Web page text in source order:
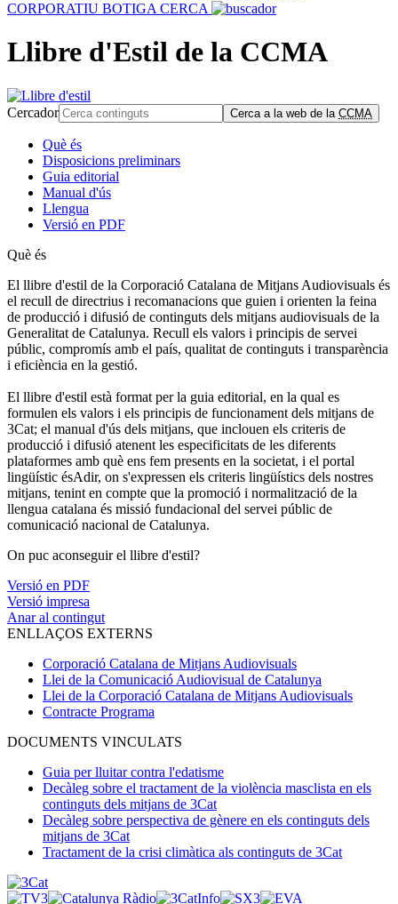
CORPORATIU BOTIGA CERCA
Llibre d'Estil de la CCMA
Cercador Cerca a la web de la CCMA
Què és
Disposicions preliminars
Guia editorial
Manual d'ús
Llengua
Versió en PDF
Què és
El llibre d'estil de la Corporació Catalana de Mitjans Audiovisuals és
el recull de directrius i recomanacions que guien i orienten la feina
de producció i difusió de continguts dels mitjans audiovisuals de la
Generalitat de Catalunya. Recull els valors i principis de servei
públic, compromís amb el país, qualitat de continguts i transparència
i eficiència en la gestió.
El llibre d'estil està format per la guia editorial, en la qual es
formulen els valors i els principis de funcionament dels mitjans de
3Cat; el manual d'ús dels mitjans, que inclouen els criteris de
producció i difusió atenent les especificitats de les diferents
plataformes amb què ens fem presents en la societat, i el portal
lingüístic ésAdir, on s'expressen els criteris lingüístics dels nostres
mitjans, tenint en compte que la promoció i normalització de la
llengua catalana és missió fundacional del servei públic de
comunicació nacional de Catalunya.
On puc aconseguir el llibre d'estil?
Versió en PDF
Versió impresa
Anar al contingut
ENLLAÇOS EXTERNS
Corporació Catalana de Mitjans Audiovisuals
Llei de la Comunicació Audiovisual de Catalunya
Llei de la Corporació Catalana de Mitjans Audiovisuals
Contracte Programa
DOCUMENTS VINCULATS
Guia per lluitar contra l'edatisme
Decàleg sobre el tractament de la violència masclista en els
continguts dels mitjans de 3Cat
Decàleg sobre perspectiva de gènere en els continguts dels
mitjans de 3Cat
Tractament de la crisi climàtica als continguts de 3Cat